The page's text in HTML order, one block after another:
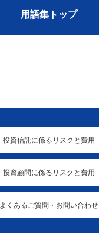
用語集トップ
投資信託に係るリスクと費用
投資顧問に係るリスクと費用
よくあるご質問・お問い合わせ